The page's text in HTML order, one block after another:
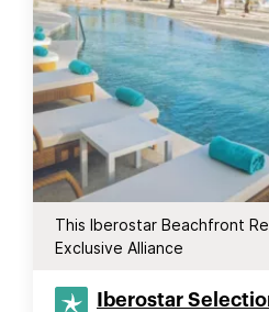
This Iberostar Beachfront
Exclusive Alliance
Iberostar